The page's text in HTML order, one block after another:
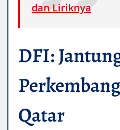
dan Liriknya
DFI:
Qatar